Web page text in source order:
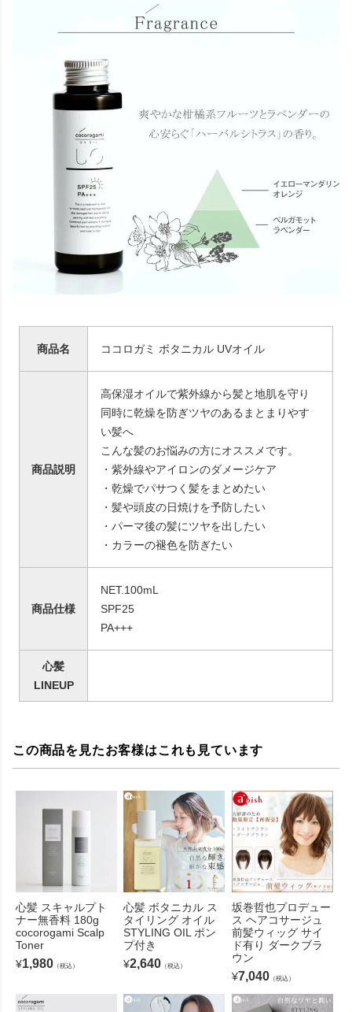
商品名 ココロガミ ボタニカル UVオイル
商品説明
高保湿オイルで紫外線から髪と地肌を守り
同時に乾燥を防ぎツヤのあるまとまりやす
い髪へ
こんな髪のお悩みの方にオススメです。
・紫外線やアイロンのダメージケア
・乾燥でパサつく髪をまとめたい
・髪や頭皮の日焼けを予防したい
・パーマ後の髪にツヤを出したい
・カラーの褪色を防ぎたい
商品仕様
NET.100mL
SPF25
PA+++
心髪
LINEUP
この商品を見たお客様はこれも見ています
心髪 スキャルプト
ナー無香料 180g
cocorogami Scalp
Toner
¥1,980 （税込）
心髪 ボタニカル ス
タイリング オイル
STYLING OIL ポン
プ付き
¥2,640 （税込）
坂巻哲也プロデュー
ス ヘアコサージュ
前髪ウィッグ サイ
ド有り ダークブラ
ウン
¥7,040（税込）